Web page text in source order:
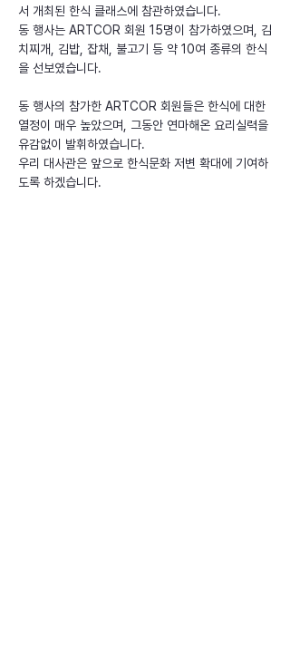
서 개최된 한식 클래스에 참관하였습니다.
동 행사는 ARTCOR 회원 15명이 참가하였으며, 김
치찌개, 김밥, 잡채, 불고기 등 약 10여 종류의 한식
을 선보였습니다.
동 행사의 참가한 ARTCOR 회원들은 한식에 대한
열정이 매우 높았으며, 그동안 연마해온 요리실력을
유감없이 발휘하였습니다.
우리 대사관은 앞으로 한식문화 저변 확대에 기여하
도록 하겠습니다.